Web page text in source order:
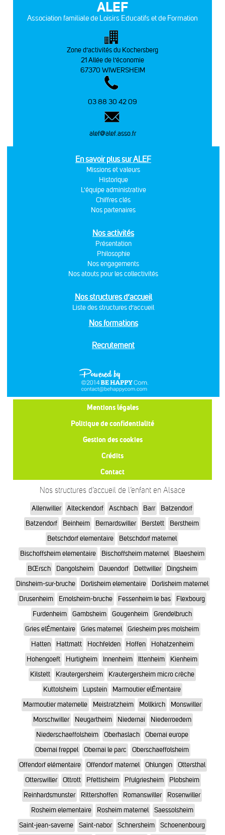
ALEF
Association familiale de Loisirs Educatifs et de Formation
Zone d’activités du Kochersberg
21 Allée de l’économie
67370 WIWERSHEIM
03 88 30 42 09
alef@alef.asso.fr
En savoir plus sur ALEF
Missions et valeurs
Historique
L'équipe administrative
Chiffres clés
Nos partenaires
Nos activités
Présentation
Philosophie
Nos engagements
Nos atouts pour les collectivités
Nos structures d’accueil
Liste des structures d’accueil
Nos formations
Recrutement
Mentions légales
Politique de confidentialité
Gestion des cookies
Crédits
Contact
Nos structures d’accueil de l’enfant en Alsace
Allenwiller Alteckendorf Aschbach Barr
Batzendorf
Batzendorf
Beinheim Bernardswiller Berstett
Berstheim
Betschdorf elementaire
Betschdorf maternel
Bischoffsheim elementaire
Bischoffsheim maternel
Blaesheim
BŒrsch
Dangolsheim Dauendorf Dettwiller
Dingsheim
Dinsheim-sur-bruche
Dorlisheim elementaire
Dorlisheim maternel
Drusenheim
Ernolsheim-bruche Fessenheim le bas
Flexbourg
Furdenheim
Gambsheim Gougenheim
Grendelbruch
Gries elÉmentaire
Gries maternel
Griesheim pres molsheim
Hatten
Hattmatt Hochfelden Hoffen
Hohatzenheim
Hohengoeft
Hurtigheim Innenheim Ittenheim
Kienheim
Kilstett
Krautergersheim
Krautergersheim micro crèche
Kuttolsheim
Lupstein
Marmoutier elÉmentaire
Marmoutier maternelle
Meistratzheim Mollkirch
Monswiller
Morschwiller
Neugartheim Niedernai
Niederroedern
Niederschaeffolsheim
Oberhaslach
Obernai europe
Obernai freppel
Obernai le parc
Oberschaeffolsheim
Offendorf elémentaire
Offendorf maternel Ohlungen
Ottersthal
Otterswiller
Ottrott Pfettisheim Pfulgriesheim
Plobsheim
Reinhardsmunster
Rittershoffen Romanswiller
Rosenwiller
Rosheim elementaire
Rosheim maternel
Saessolsheim
Saint-jean-saverne
Saint-nabor Schnersheim Schoenenbourg